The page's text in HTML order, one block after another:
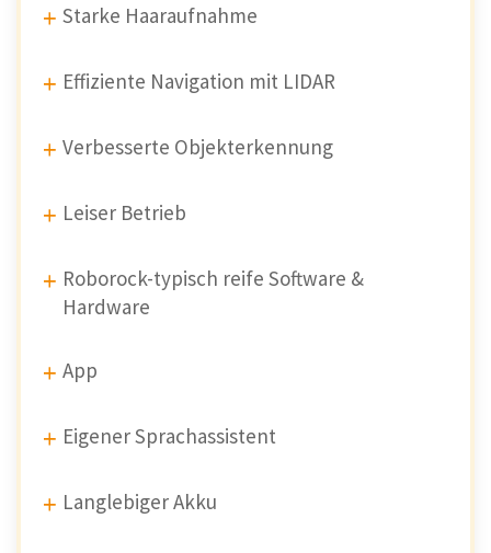
Starke Haaraufnahme
Effiziente Navigation mit LIDAR
Verbesserte Objekterkennung
Leiser Betrieb
Roborock-typisch reife Software &
Hardware
App
Eigener Sprachassistent
Langlebiger Akku